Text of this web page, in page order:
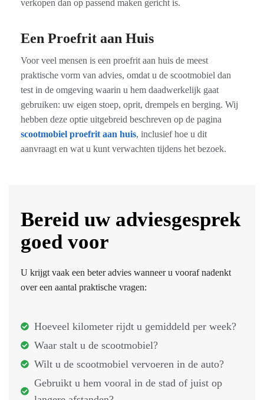
verkopen dan op passend maken gericht is.
Een Proefrit aan Huis
Voor veel mensen is een proefrit aan huis de meest
praktische vorm van advies, omdat u de scootmobiel dan
test in de omgeving waarin u hem daadwerkelijk gaat
gebruiken: uw eigen stoep, oprit, drempels en berging. Wij
hebben deze optie uitgebreid beschreven op de pagina
scootmobiel proefrit aan huis, inclusief hoe u dit
aanvraagt en wat u kunt verwachten tijdens het bezoek.
Bereid uw adviesgesprek
goed voor
U krijgt vaak een beter advies wanneer u vooraf nadenkt
over een aantal praktische vragen:
Hoeveel kilometer rijdt u gemiddeld per week?
Waar stalt u de scootmobiel?
Wilt u de scootmobiel vervoeren in de auto?
Gebruikt u hem vooral in de stad of juist op